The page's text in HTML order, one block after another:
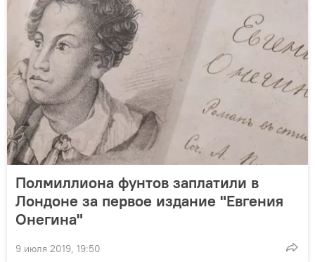
Полмиллиона фунтов заплатили в
Лондоне за первое издание "Евгения
Онегина"
9 июля 2019, 19:50